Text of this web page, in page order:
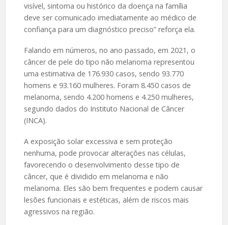
visível, sintoma ou histórico da doença na família
deve ser comunicado imediatamente ao médico de
confiança para um diagnóstico preciso” reforça ela.
Falando em números, no ano passado, em 2021, o
câncer de pele do tipo não melanoma representou
uma estimativa de 176.930 casos, sendo 93.770
homens e 93.160 mulheres. Foram 8.450 casos de
melanoma, sendo 4.200 homens e 4.250 mulheres,
segundo dados do Instituto Nacional de Câncer
(INCA).
A exposição solar excessiva e sem proteção
nenhuma, pode provocar alterações nas células,
favorecendo o desenvolvimento desse tipo de
câncer, que é dividido em melanoma e não
melanoma. Eles são bem frequentes e podem causar
lesões funcionais e estéticas, além de riscos mais
agressivos na região.